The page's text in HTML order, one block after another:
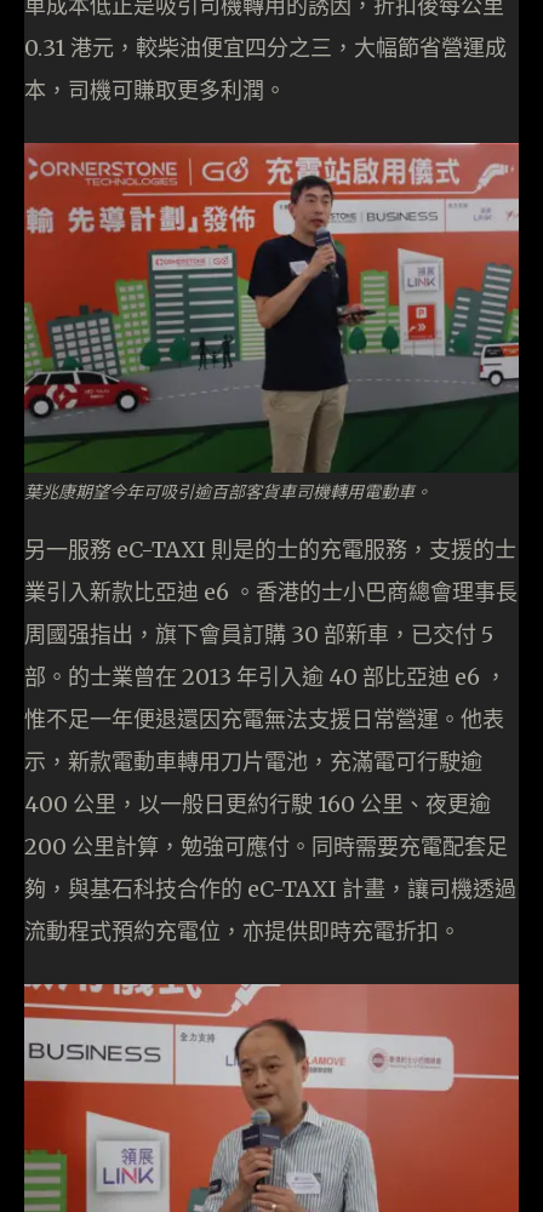
0.31 港元，較柴油便宜四分之三，大幅節省營運成
本，司機可賺取更多利潤。
葉兆康期望今年可吸引逾百部客貨車司機轉用電動車。
另一服務 eC-TAXI 則是的士的充電服務，支援的士
業引入新款比亞迪 e6 。香港的士小巴商總會理事長
周國强指出，旗下會員訂購 30 部新車，已交付 5
部。的士業曾在 2013 年引入逾 40 部比亞迪 e6 ，
惟不足一年便退還因充電無法支援日常營運。他表
示，新款電動車轉用刀片電池，充滿電可行駛逾
400 公里，以一般日更約行駛 160 公里、夜更逾
200 公里計算，勉強可應付。同時需要充電配套足
夠，與基石科技合作的 eC-TAXI 計畫，讓司機透過
流動程式預約充電位，亦提供即時充電折扣。